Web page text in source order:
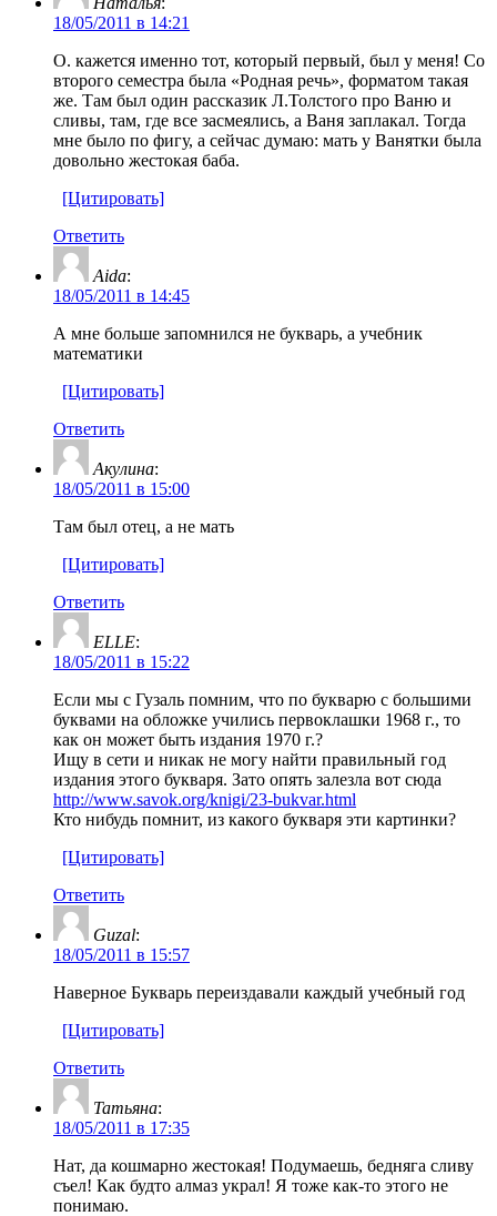
18/05/2011 в 14:21
О. кажется именно тот, который первый, был у меня! Со
второго семестра была «Родная речь», форматом такая
же. Там был один рассказик Л.Толстого про Ваню и
сливы, там, где все засмеялись, а Ваня заплакал. Тогда
мне было по фигу, а сейчас думаю: мать у Ванятки была
довольно жестокая баба.
[Цитировать]
Ответить
Aida:
18/05/2011 в 14:45
А мне больше запомнился не букварь, а учебник
математики
[Цитировать]
Ответить
Акулина:
18/05/2011 в 15:00
Там был отец, а не мать
[Цитировать]
Ответить
ELLE:
18/05/2011 в 15:22
Если мы с Гузаль помним, что по букварю с большими
буквами на обложке учились первоклашки 1968 г., то
как он может быть издания 1970 г.?
Ищу в сети и никак не могу найти правильный год
издания этого букваря. Зато опять залезла вот сюда
http://www.savok.org/knigi/23-bukvar.html
Кто нибудь помнит, из какого букваря эти картинки?
[Цитировать]
Ответить
Guzal:
18/05/2011 в 15:57
Наверное Букварь переиздавали каждый учебный год
[Цитировать]
Ответить
Татьяна:
18/05/2011 в 17:35
Нат, да кошмарно жестокая! Подумаешь, бедняга сливу
съел! Как будто алмаз украл! Я тоже как-то этого не
понимаю.